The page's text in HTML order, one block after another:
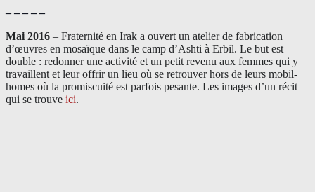
– – – – –
Mai 2016 – Fraternité en Irak a ouvert un atelier de fabrication
d’œuvres en mosaïque dans le camp d’Ashti à Erbil. Le but est
double : redonner une activité et un petit revenu aux femmes qui y
travaillent et leur offrir un lieu où se retrouver hors de leurs mobil-
homes où la promiscuité est parfois pesante. Les images d’un récit
qui se trouve ici.